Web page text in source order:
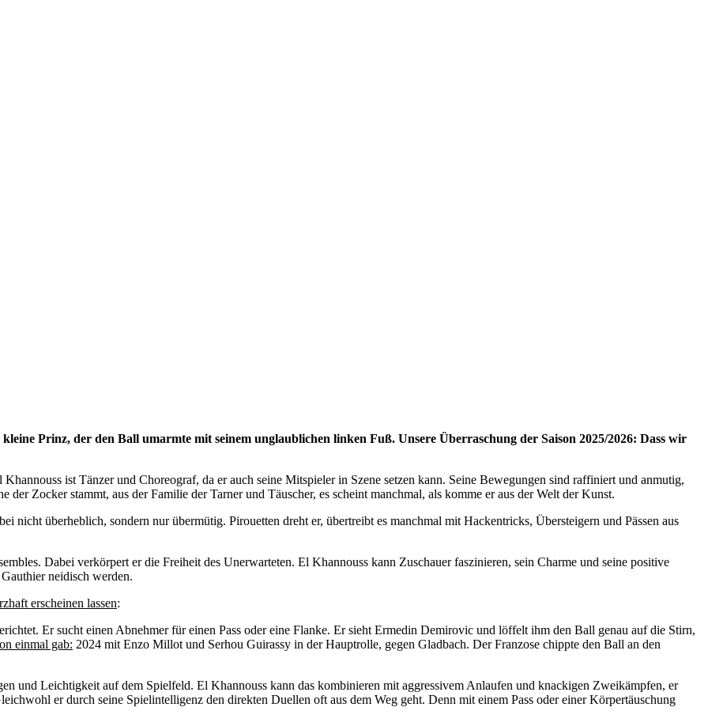
Prinz, der den Ball umarmte mit seinem unglaublichen linken Fuß. Unsere Überraschung der Saison 2025/2026: Dass wir
ist Tänzer und Choreograf, da er auch seine Mitspieler in Szene setzen kann. Seine Bewegungen sind raffiniert und anmutig,
Zocker stammt, aus der Familie der Tarner und Täuscher, es scheint manchmal, als komme er aus der Welt der Kunst.
nicht überheblich, sondern nur übermütig. Pirouetten dreht er, übertreibt es manchmal mit Hackentricks, Übersteigern und Pässen aus
Dabei verkörpert er die Freiheit des Unerwarteten. El Khannouss kann Zuschauer faszinieren, sein Charme und seine positive
neidisch werden.
erscheinen lassen:
Er sucht einen Abnehmer für einen Pass oder eine Flanke. Er sieht Ermedin Demirovic und löffelt ihm den Ball genau auf die Stirn,
einmal gab: 2024 mit Enzo Millot und Serhou Guirassy in der Hauptrolle, gegen Gladbach. Der Franzose chippte den Ball an den
und Leichtigkeit auf dem Spielfeld. El Khannouss kann das kombinieren mit aggressivem Anlaufen und knackigen Zweikämpfen, er
er durch seine Spielintelligenz den direkten Duellen oft aus dem Weg geht. Denn mit einem Pass oder einer Körpertäuschung